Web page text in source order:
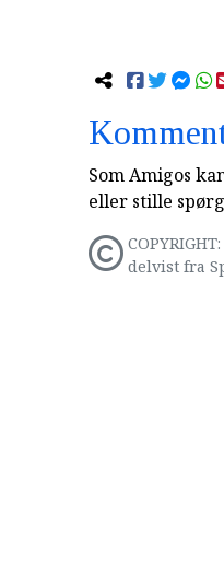
Som Amigos
eller stille
delvist fra